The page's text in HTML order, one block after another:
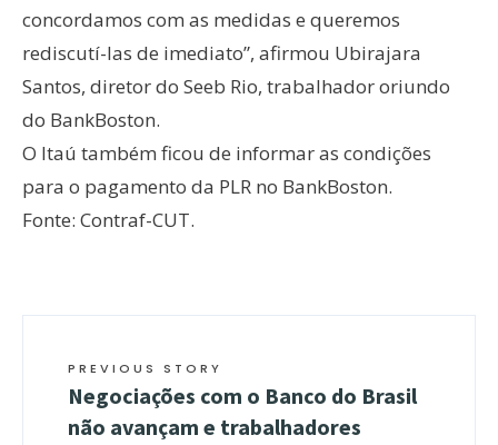
concordamos com as medidas e queremos
rediscutí-las de imediato”, afirmou Ubirajara
Santos, diretor do Seeb Rio, trabalhador oriundo
do BankBoston.
O Itaú também ficou de informar as condições
para o pagamento da PLR no BankBoston.
Fonte: Contraf-CUT.
PREVIOUS STORY
Negociações com o Banco do Brasil
não avançam e trabalhadores